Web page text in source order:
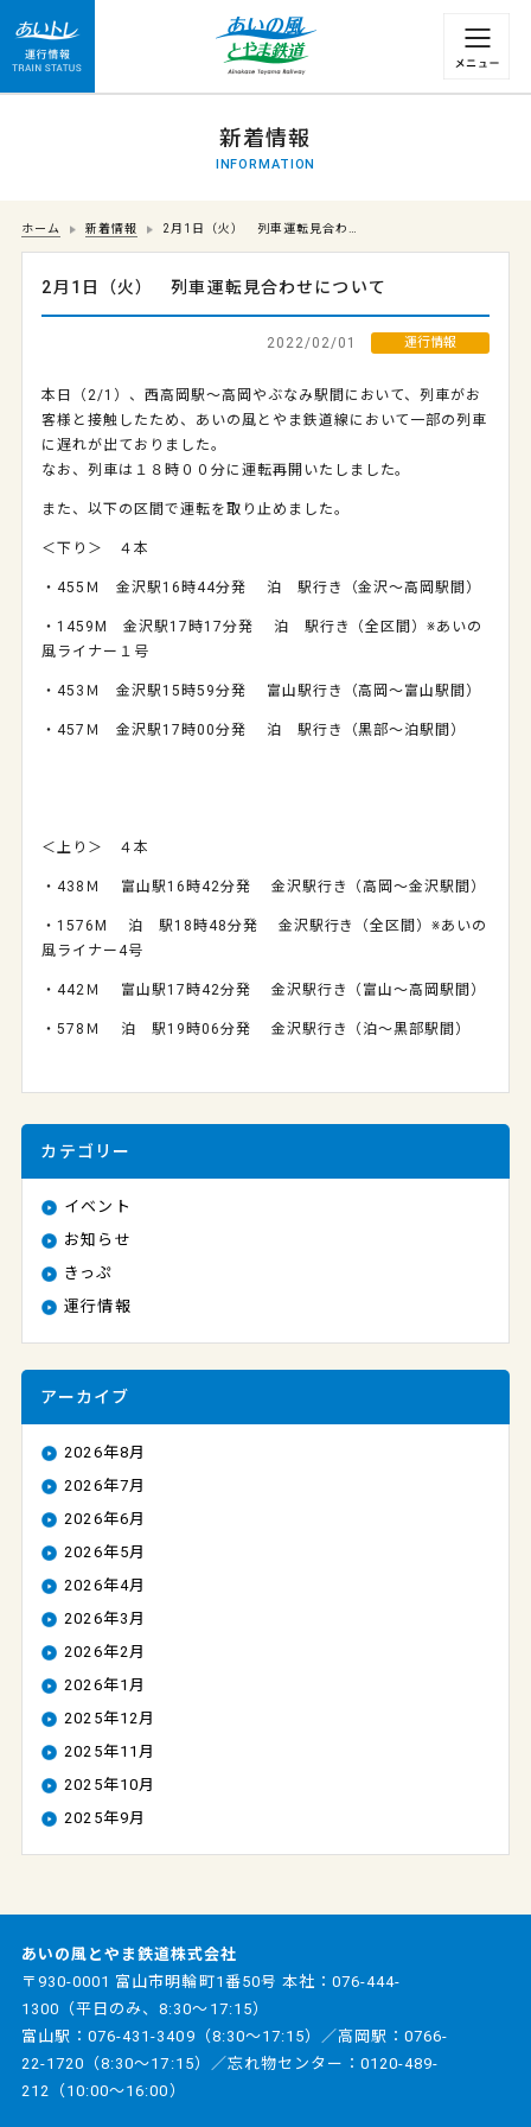
運行情報 列車の遅れ情報等についてはこちら
新着情報
INFORMATION
ホーム 新着情報 2月1日（火） 列車運転見合わ…
2月1日（火） 列車運転見合わせについて
2022/02/01 運行情報
本日（2/1）、西高岡駅～高岡やぶなみ駅間において、列車がお
客様と接触したため、あいの風とやま鉄道線において一部の列車
に遅れが出ておりました。
なお、列車は１８時００分に運転再開いたしました。
また、以下の区間で運転を取り止めました。
＜下り＞ ４本
・ 455 Ｍ 金沢駅 16 時44分発 泊 駅行き（金沢～高岡駅間）
・ 1459M 金沢駅 17 時17分発 泊 駅行き（全区間）※あいの
風ライナー１号
・ 453 Ｍ 金沢駅 15 時59分発 富山駅行き（高岡～富山駅間）
・ 457 Ｍ 金沢駅 17 時00分発 泊 駅行き（黒部～泊駅間）
＜上り＞ ４本
・ 438 Ｍ 富山駅 16 時42分発 金沢駅行き（高岡～金沢駅間）
・ 1576M 泊 駅 18 時48分発 金沢駅行き（全区間）※あいの
風ライナー 4号
・ 442 Ｍ 富山駅 17 時42分発 金沢駅行き（富山～高岡駅間）
・578 Ｍ 泊 駅 19 時06分発 金沢駅行き（泊～黒部駅間）
カテゴリー
イベント
お知らせ
きっぷ
運行情報
アーカイブ
2026年8月
2026年7月
2026年6月
2026年5月
2026年4月
2026年3月
2026年2月
2026年1月
2025年12月
2025年11月
2025年10月
2025年9月
あいの風とやま鉄道株式会社
〒930-0001 富山市明輪町1番50号 本社： 076-444-
1300 （平日のみ、8:30～17:15）
富山駅：076-431-3409 （8:30～17:15）／高岡駅：0766-
22-1720 （8:30～17:15）／忘れ物センター：0120-489-
212 （10:00～16:00）